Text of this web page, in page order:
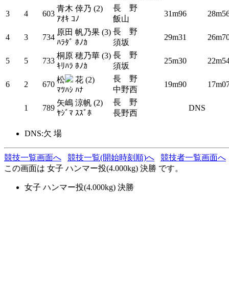
3 4 603
青木 倖乃 (2)
ｱｵｷ ｺﾉ
長 野
飯山
31m96
4 3 734
原田 帆乃果 (3)
ﾊﾗﾀﾞ ﾎﾉｶ
長 野
須坂
29m31
5 5 733
桐原 穂乃華 (3)
ｷﾘﾊﾗ ﾎﾉｶ
長 野
須坂
25m30
6 2 670
松
花 (2)
ﾏﾂﾊｼ ﾊﾅ
長 野
中野西
19m90
1 789
矢嶋 涼帆 (2)
ﾔｼﾞﾏ ｽｽﾞﾎ
長 野
長野西
DNS
DNS:欠 場
競技一覧画面へ 競技一覧(開始時刻順)へ
競技者一覧画面へ
この画面は 女子 ハンマー投(4.000kg) 決勝 です。
女子 ハンマー投(4.000kg) 決勝